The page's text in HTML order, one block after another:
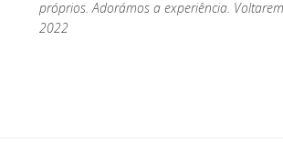
próprios. Adorámos a experiência.
2022